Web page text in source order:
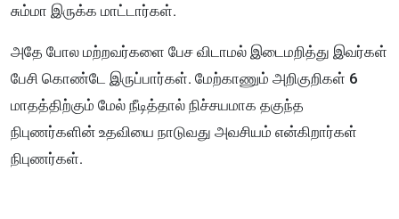
சும்மா இருக்க மாட்டார்கள்.
அதே போல மற்றவர்களை பேச விடாமல் இடைமறித்து இவர்கள்
பேசி கொண்டே இருப்பார்கள். மேற்காணும் அறிகுறிகள் 6
மாதத்திற்கும் மேல் நீடித்தால் நிச்சயமாக தகுந்த
நிபுணர்களின் உதவியை நாடுவது அவசியம் என்கிறார்கள்
நிபுணர்கள்.